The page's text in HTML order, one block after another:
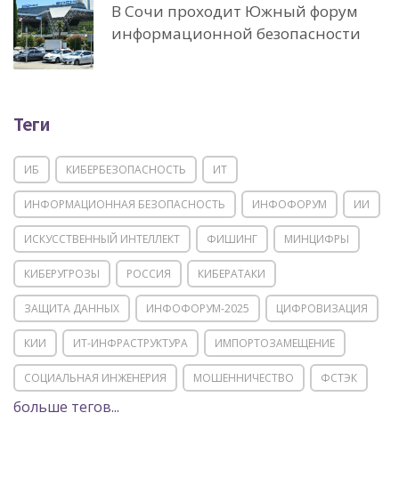
В Сочи проходит Южный форум
информационной безопасности
Теги
ИБ КИБЕРБЕЗОПАСНОСТЬ ИТ
ИНФОРМАЦИОННАЯ БЕЗОПАСНОСТЬ ИНФОФОРУМ ИИ
ИСКУССТВЕННЫЙ ИНТЕЛЛЕКТ ФИШИНГ МИНЦИФРЫ
КИБЕРУГРОЗЫ РОССИЯ КИБЕРАТАКИ
ЗАЩИТА ДАННЫХ ИНФОФОРУМ-2025 ЦИФРОВИЗАЦИЯ
КИИ ИТ-ИНФРАСТРУКТУРА ИМПОРТОЗАМЕЩЕНИЕ
СОЦИАЛЬНАЯ ИНЖЕНЕРИЯ МОШЕННИЧЕСТВО ФСТЭК
POSITIVE TECHNOLOGIES
больше тегов...